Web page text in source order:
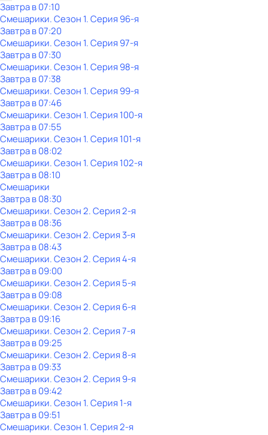
Завтра в 07:10
Смешарики. Сезон 1. Серия 96-я
Завтра в 07:20
Смешарики. Сезон 1. Серия 97-я
Завтра в 07:30
Смешарики. Сезон 1. Серия 98-я
Завтра в 07:38
Смешарики. Сезон 1. Серия 99-я
Завтра в 07:46
Смешарики. Сезон 1. Серия 100-я
Завтра в 07:55
Смешарики. Сезон 1. Серия 101-я
Завтра в 08:02
Смешарики. Сезон 1. Серия 102-я
Завтра в 08:10
Смешарики
Завтра в 08:30
Смешарики. Сезон 2. Серия 2-я
Завтра в 08:36
Смешарики. Сезон 2. Серия 3-я
Завтра в 08:43
Смешарики. Сезон 2. Серия 4-я
Завтра в 09:00
Смешарики. Сезон 2. Серия 5-я
Завтра в 09:08
Смешарики. Сезон 2. Серия 6-я
Завтра в 09:16
Смешарики. Сезон 2. Серия 7-я
Завтра в 09:25
Смешарики. Сезон 2. Серия 8-я
Завтра в 09:33
Смешарики. Сезон 2. Серия 9-я
Завтра в 09:42
Смешарики. Сезон 1. Серия 1-я
Завтра в 09:51
Смешарики. Сезон 1. Серия 2-я